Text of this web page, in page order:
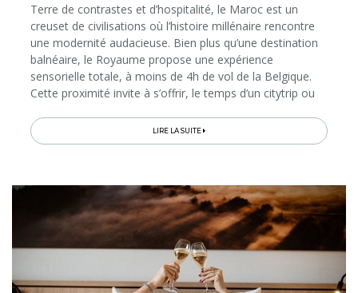
Terre de contrastes et d’hospitalité, le Maroc est un
creuset de civilisations où l’histoire millénaire rencontre
une modernité audacieuse. Bien plus qu’une destination
balnéaire, le Royaume propose une expérience
sensorielle totale, à moins de 4h de vol de la Belgique.
Cette proximité invite à s’offrir, le temps d’un citytrip ou
vibrant...
LIRE LA SUITE